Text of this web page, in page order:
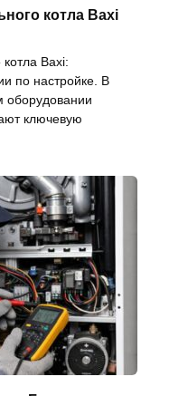
котла Baxi
Baxi:
по настройке. В
оборудовании
ключевую